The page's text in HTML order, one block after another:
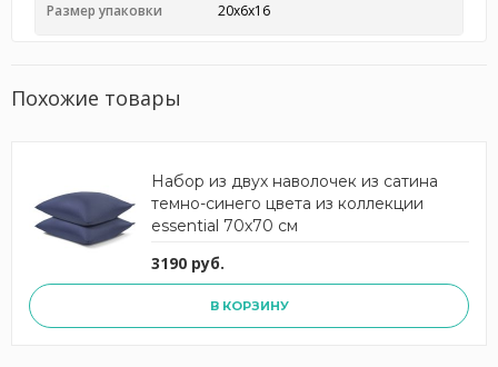
Размер упаковки 20x6x16
Похожие товары
Набор из двух наволочек из сатина
темно-синего цвета из коллекции
essential 70х70 см
3190 руб.
В КОРЗИНУ